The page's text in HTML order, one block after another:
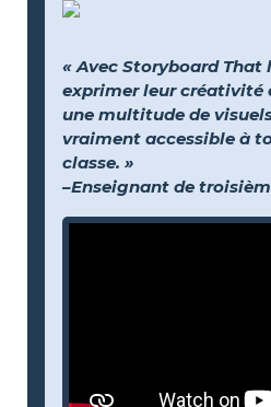
« Avec Storyboard That
exprimer leur créativité
une multitude de
vraiment accessible à
classe. »
–Enseignant de